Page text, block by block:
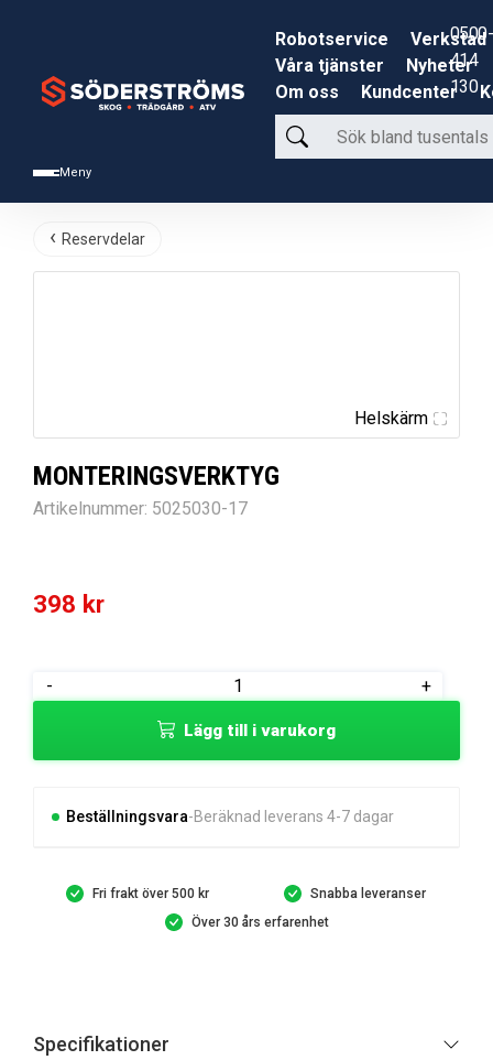
Meny
Robotservice
Verkstad
Våra tjänster
Nyheter
Om oss
Kundcenter
Sök
bland
produkter
0500-
414
130
Reservdelar
Helskärm
MONTERINGSVERKTYG
Artikelnummer: 5025030-17
398 kr
-
MONTERINGSVERKTYG
+
Lägg till i varukorg
Beställningsvara Beräknad leverans 4-7 dagar
Fri frakt över 500 kr
Snabba leveranser
Över 30 års erfarenhet
Specifikationer